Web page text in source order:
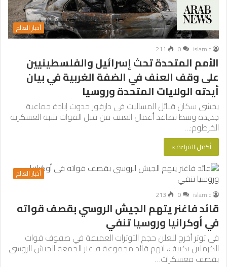
أخبار العالم
islamic
0
211
الأمم المتحدة تحث إسرائيل والفلسطينيين
على وقف العنف في الضفة الغربية في بيان
أيدته الولايات المتحدة وروسيا
يخشى سكان قبائل المساليت في دارفور حدوث إبادة جماعية
جديدة وسط تصاعد أعمال العنف من قبل القوات شبه العسكرية
الخرطوم:…
أكمل القراءة »
أخبار العالم
islamic
0
213
قائد فاغنر يتهم الجيش الروسي بقصف قواته
في أوكرانيا وروسيا تنفي
في توتر أخرج للعلن حجم التوترات العميقة في صفوف قوات
الكرملين بكييف، اتهم قائد مجموعة فاغنر الجمعة الجيش الروسي
بقصف معسكرات…